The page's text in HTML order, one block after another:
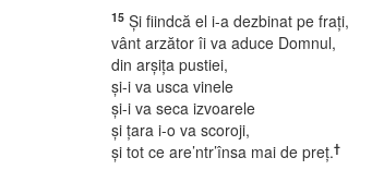
15 Şi fiindcă el i-a dezbinat pe fraţi,
vânt arzător îi va aduce Domnul,
din arşiţa pustiei,
şi-i va usca vinele
şi-i va seca izvoarele
şi ţara i-o va scoroji,
şi tot ce are’ntr’însa mai de preţ.†